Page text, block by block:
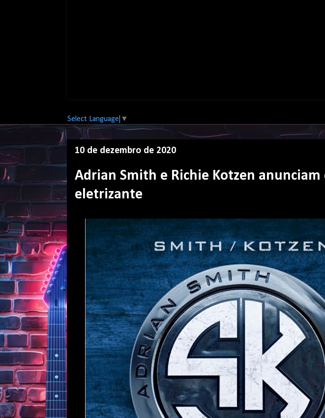
Select Language ▼
10 de dezembro de 2020
Adrian Smith e Richie Kotzen anunciam
eletrizante